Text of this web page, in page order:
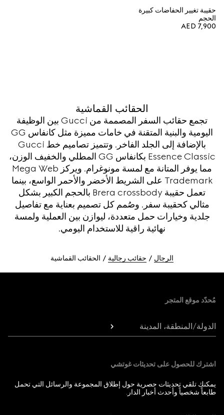
حقيبة تغيير الحفاضات كبيرة
الحجم
AED 7,900
الحقائب القماشية
تجمع حقائب السفر المصممة من Gucci بين الوظيفة
اليومية والبنية المتقنة في خامات مميزة مثل كانفاس GG
بالإضافة إلى الجلد الفاخر. وتتميز تصاميم خط Gucci
Essence Classic بكانفاس GG المطلي والخفيف الوزن،
مما يوفر المتانة مع لمسة مونوغرام. ويركز Mega Web
Trademark على الشريط الأخضر والأحمر الواسع، بينما
تعمل حقيبة Brera crossbody بالحجم الكبير بشكل
مثالي كحقيبة سفر. وصُمم كل تصميم بعناية مع تفاصيل
جلدية وخيارات حمل متعددة، ليوازن بين العملية ولمسة
نهائية راقية للاستخدام اليومي.
الرجال حقائب رجالية الحقائب القماشية
مُحدّد موقع المتجر
الدولة/المنطقة، المدينة
اشترك للحصول على تحديثات غوتشي
يمكنك تلقي تحديثات حصرية حول إطلاق المجموعة والرسائل التي تحمل
طابعاً شخصياً وأحدث أخبار الدار.